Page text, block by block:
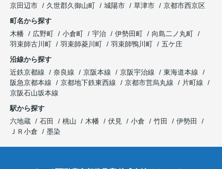
京田辺市
久世郡久御山町 城陽市 草津市
京都市西京区
町名から探す
木幡
広野町 小倉町 宇治 伊勢田町
向島二ノ丸町
羽束師古川町
羽束師菱川町 羽束師鴨川町
五ケ庄
沿線から探す
近鉄京都線
奈良線 京阪本線 京阪宇治線
東海道本線
阪急京都本線
京都地下鉄東西線 京都市営烏丸線
片町線
京阪石山坂本線
駅から探す
六地蔵
石田 桃山 木幡 伏見 小倉 竹田
伊勢田
ＪＲ小倉
墨染